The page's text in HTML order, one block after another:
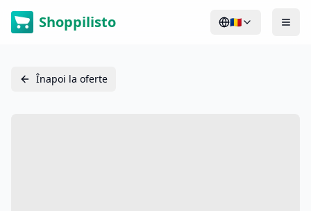
Shoppilisto 🇷🇴
Înapoi la oferte